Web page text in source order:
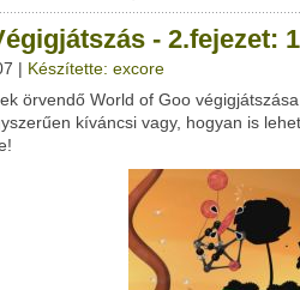
Twitter Google
Live
- 2.fejezet:
| Készítette: excore
örvendő World of Goo
kíváncsi vagy, hogyan is